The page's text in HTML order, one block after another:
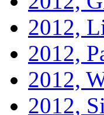
2012,
2012,
2012,
2012,